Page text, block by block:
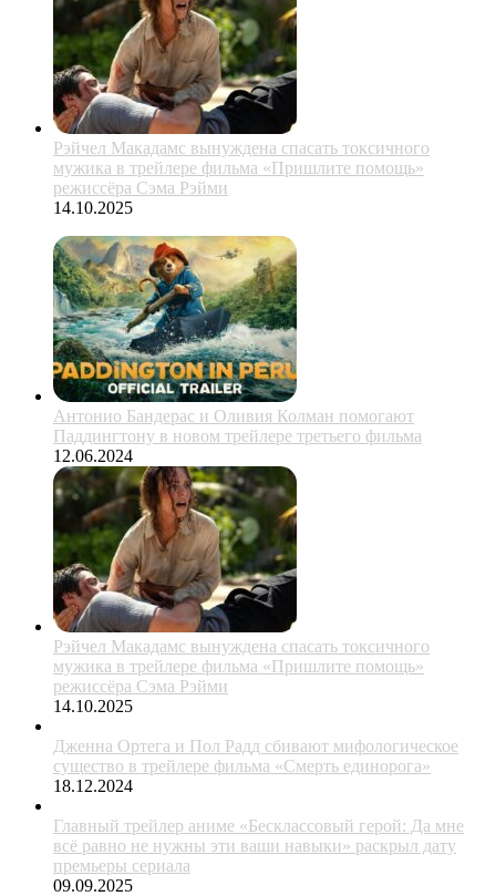
Рэйчел Макадамс вынуждена спасать токсичного
мужика в трейлере фильма «Пришлите помощь»
режиссёра Сэма Рэйми
14.10.2025
Антонио Бандерас и Оливия Колман помогают
Паддингтону в новом трейлере третьего фильма
12.06.2024
Рэйчел Макадамс вынуждена спасать токсичного
мужика в трейлере фильма «Пришлите помощь»
режиссёра Сэма Рэйми
14.10.2025
Дженна Ортега и Пол Радд сбивают мифологическое
существо в трейлере фильма «Смерть единорога»
18.12.2024
Главный трейлер аниме «Бесклассовый герой: Да мне
всё равно не нужны эти ваши навыки» раскрыл дату
премьеры сериала
09.09.2025